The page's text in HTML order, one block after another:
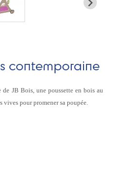
contemporaine
JB Bois, une poussette en bois au
vives pour promener sa poupée.